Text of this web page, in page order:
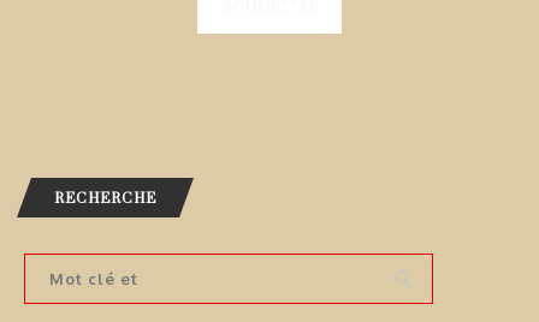
RECHERCHE